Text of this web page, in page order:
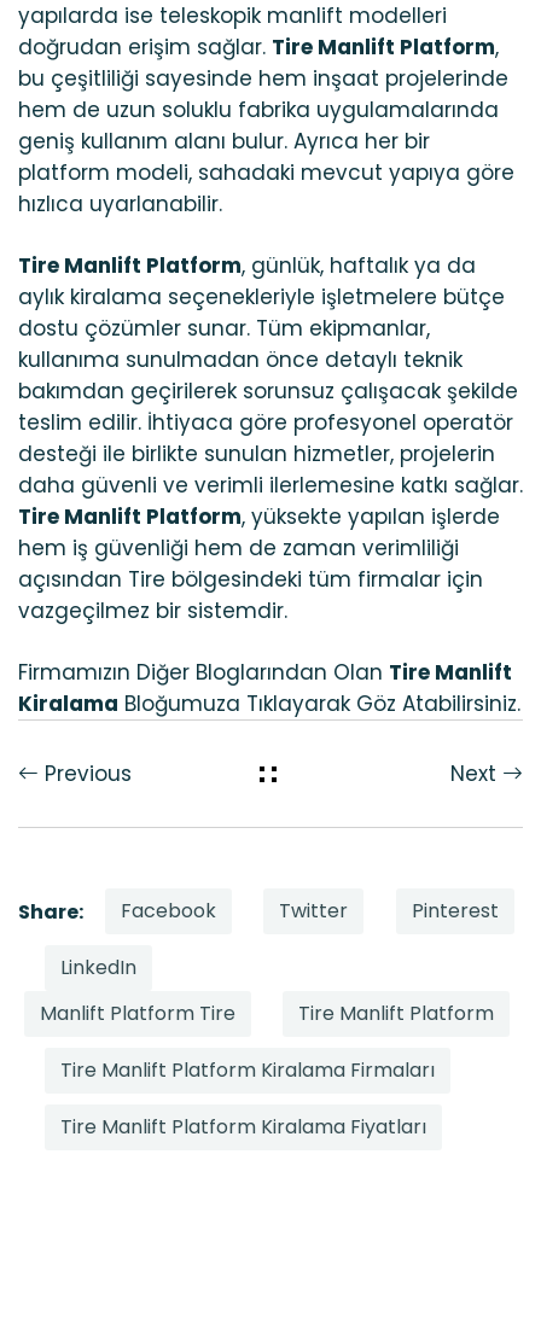
yapılarda ise teleskopik manlift modelleri
doğrudan erişim sağlar. Tire Manlift Platform,
bu çeşitliliği sayesinde hem inşaat projelerinde
hem de uzun soluklu fabrika uygulamalarında
geniş kullanım alanı bulur. Ayrıca her bir
platform modeli, sahadaki mevcut yapıya göre
hızlıca uyarlanabilir.
Tire Manlift Platform, günlük, haftalık ya da
aylık kiralama seçenekleriyle işletmelere bütçe
dostu çözümler sunar. Tüm ekipmanlar,
kullanıma sunulmadan önce detaylı teknik
bakımdan geçirilerek sorunsuz çalışacak şekilde
teslim edilir. İhtiyaca göre profesyonel operatör
desteği ile birlikte sunulan hizmetler, projelerin
daha güvenli ve verimli ilerlemesine katkı sağlar.
Tire Manlift Platform, yüksekte yapılan işlerde
hem iş güvenliği hem de zaman verimliliği
açısından Tire bölgesindeki tüm firmalar için
vazgeçilmez bir sistemdir.
Firmamızın Diğer Bloglarından Olan Tire Manlift
Kiralama Bloğumuza Tıklayarak Göz Atabilirsiniz.
Previous Next
Share: Facebook Twitter Pinterest
LinkedIn
Manlift Platform Tire
Tire Manlift Platform
Tire Manlift Platform Kiralama Firmaları
Tire Manlift Platform Kiralama Fiyatları